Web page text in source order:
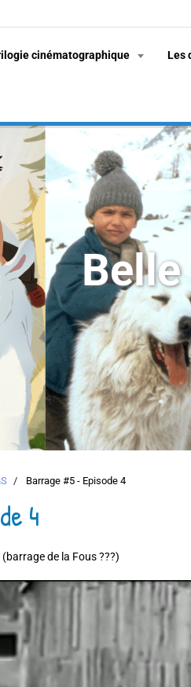
cinématographique Les
Barrage #5 - Episode 4
4
de la Fous ???)